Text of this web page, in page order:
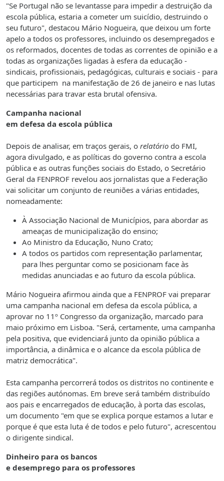
"Se Portugal não se levantasse para impedir a destruição da
escola pública, estaria a cometer um suicídio, destruindo o
seu futuro", destacou Mário Nogueira, que deixou um forte
apelo a todos os professores, incluindo os desempregados e
os reformados, docentes de todas as correntes de opinião e a
todas as organizações ligadas à esfera da educação -
sindicais, profissionais, pedagógicas, culturais e sociais - para
que participem na manifestação de 26 de janeiro e nas lutas
necessárias para travar esta brutal ofensiva.
Campanha nacional
em defesa da escola pública
Depois de analisar, em traços gerais, o relatório do FMI,
agora divulgado, e as políticas do governo contra a escola
pública e as outras funções sociais do Estado, o Secretário
Geral da FENPROF revelou aos jornalistas que a Federação
vai solicitar um conjunto de reuniões a várias entidades,
nomeadamente:
À Associação Nacional de Municípios, para abordar as
ameaças de municipalização do ensino;
Ao Ministro da Educação, Nuno Crato;
A todos os partidos com representação parlamentar,
para lhes perguntar como se posicionam face às
medidas anunciadas e ao futuro da escola pública.
Mário Nogueira afirmou ainda que a FENPROF vai preparar
uma campanha nacional em defesa da escola pública, a
aprovar no 11º Congresso da organização, marcado para
maio próximo em Lisboa. "Será, certamente, uma campanha
pela positiva, que evidenciará junto da opinião pública a
importância, a dinâmica e o alcance da escola pública de
matriz democrática".
Esta campanha percorrerá todos os distritos no continente e
das regiões autónomas. Em breve será também distribuído
aos pais e encarregados de educação, à porta das escolas,
um documento "em que se explica porque estamos a lutar e
porque é que esta luta é de todos e pelo futuro", acrescentou
o dirigente sindical.
Dinheiro para os bancos
e desemprego para os professores